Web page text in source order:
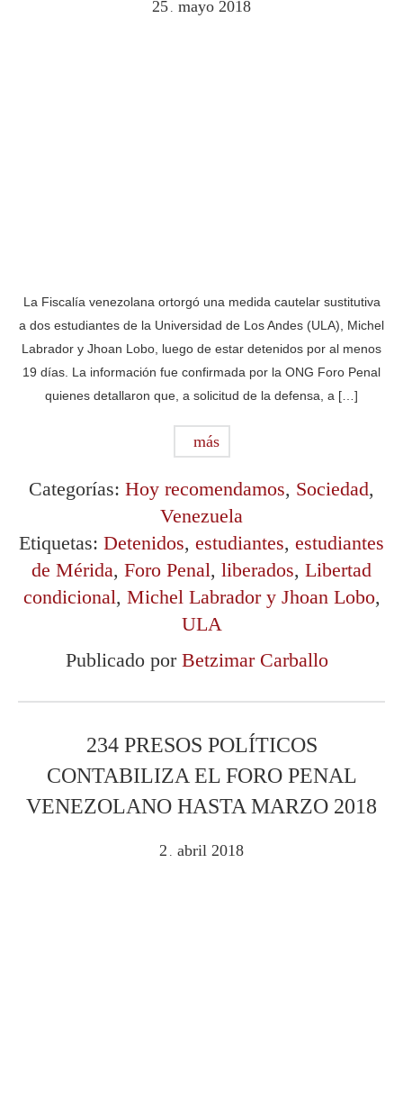
25 . mayo 2018
La Fiscalía venezolana ortorgó una medida cautelar sustitutiva
a dos estudiantes de la Universidad de Los Andes (ULA), Michel
Labrador y Jhoan Lobo, luego de estar detenidos por al menos
19 días. La información fue confirmada por la ONG Foro Penal
quienes detallaron que, a solicitud de la defensa, a […]
más
Categorías: Hoy recomendamos, Sociedad,
Venezuela
Etiquetas: Detenidos, estudiantes, estudiantes
de Mérida, Foro Penal, liberados, Libertad
condicional, Michel Labrador y Jhoan Lobo,
ULA
Publicado por Betzimar Carballo
234 PRESOS POLÍTICOS
CONTABILIZA EL FORO PENAL
VENEZOLANO HASTA MARZO 2018
2 . abril 2018